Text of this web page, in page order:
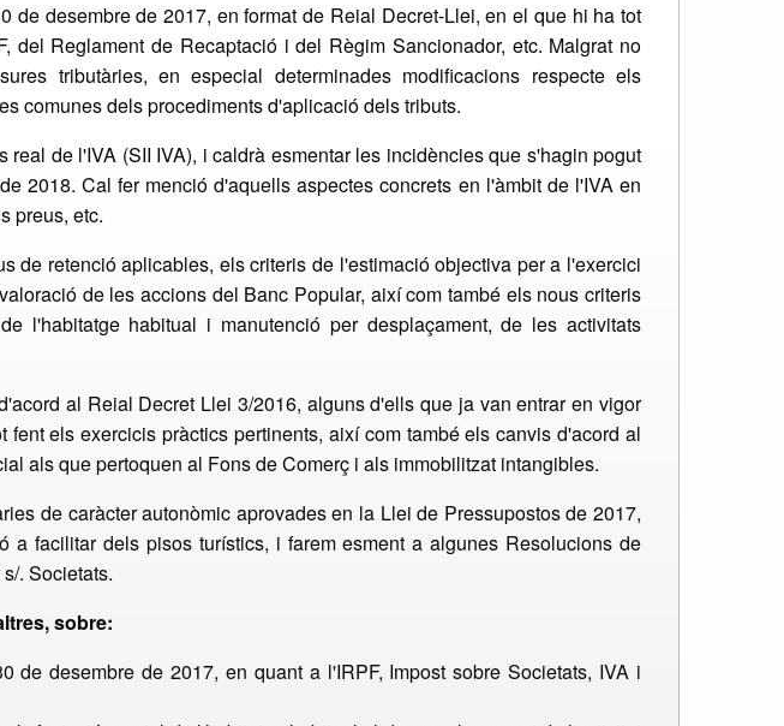
de desembre de 2017, en format de Reial Decret-Llei, en el que hi ha tot
Reglament de Recaptació i del Règim Sancionador, etc. Malgrat no
tributàries, en especial determinades modificacions respecte els
comunes dels procediments d'aplicació dels tributs.
de l'IVA (SII IVA), i caldrà esmentar les incidències que s'hagin pogut
2018. Cal fer menció d'aquells aspectes concrets en l'àmbit de l'IVA en
preus, etc.
de retenció aplicables, els criteris de l'estimació objectiva per a l'exercici
de les accions del Banc Popular, així com també els nous criteris
l'habitatge habitual i manutenció per desplaçament, de les activitats
al Reial Decret Llei 3/2016, alguns d'ells que ja van entrar en vigor
els exercicis pràctics pertinents, així com també els canvis d'acord al
als que pertoquen al Fons de Comerç i als immobilitzat intangibles.
de caràcter autonòmic aprovades en la Llei de Pressupostos de 2017,
facilitar dels pisos turístics, i farem esment a algunes Resolucions de
. Societats.
sobre:
desembre de 2017, en quant a l'IRPF, Impost sobre Societats, IVA i